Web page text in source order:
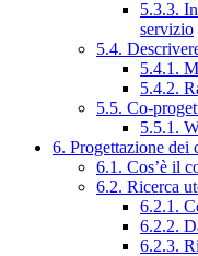
5.3.3.
servizio
5.4.
5.4.1.
5.4.2.
5.5. Co-
5.5.1.
6. Progettazione dei
6.1. Cos’è il
6.2. Ricerca
6.2.1.
6.2.2.
6.2.3.